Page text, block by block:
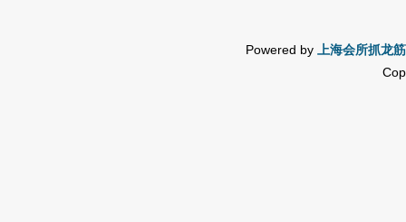
Powered by
上海会所抓龙